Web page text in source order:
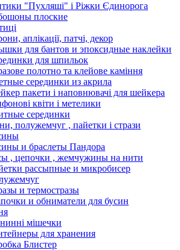
"Пухляші" і Ріжки Єдинорога
плоские
аплікації, патчі, декор
для бантов и эпоксидные наклейки
для шпильок
полотно та клейове каміння
серединки из акрила
пакети і наповнювачі для шейкера
квіти і метелики
серединки
полужемчуг , пайетки і стрази
и браслеты Пандора
, цепочки , жемчужины на нити
рассыпные и микробисер
и термостразы
и обниматели для бусин
мішечки
для хранения
Блистер